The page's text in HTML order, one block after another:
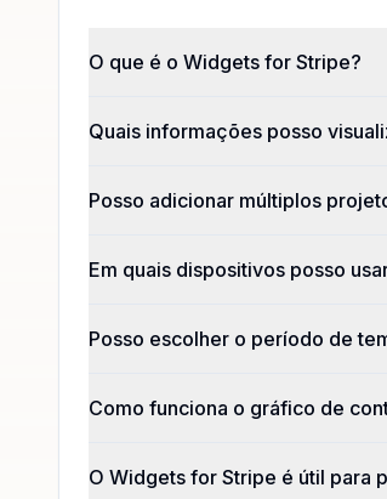
O que é o Widgets for Stripe?
Quais informações posso
Posso adicionar múltiplos
Em quais dispositivos posso
Posso escolher o período de
Como funciona o gráfico de
O Widgets for Stripe é útil para